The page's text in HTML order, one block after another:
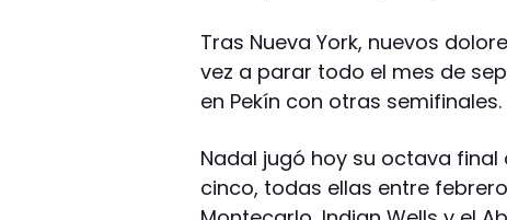
Tras Nueva York, nuevos
vez a parar todo el mes de
en Pekín con otras semifinales.
Nadal jugó hoy su octava
cinco, todas ellas entre